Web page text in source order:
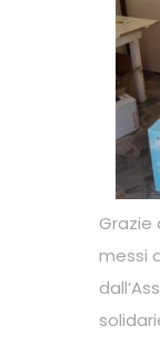
Grazie
messi